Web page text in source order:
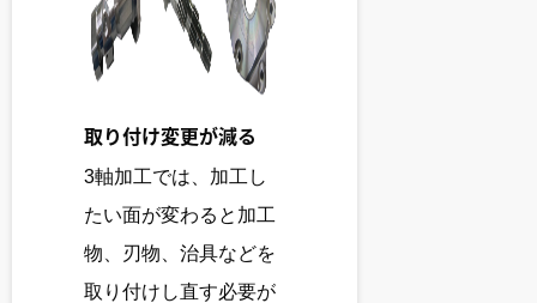
取り付け変更が減る
3軸加工では、加工し
たい面が変わると加工
物、刃物、治具などを
取り付けし直す必要が